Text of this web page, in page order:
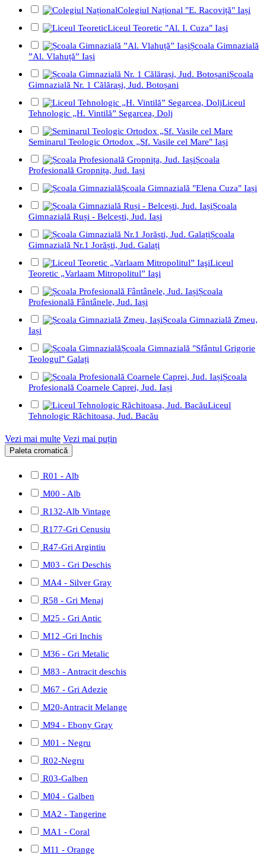
Colegiul Național "E. Racoviță" Iași
Liceul Teoretic "Al. I. Cuza" Iași
Școala Gimnazială
”Al. Vlahuță” Iași
Școala
Gimnazială Nr. 1 Călărași, Jud. Botoșani
Liceul
Tehnologic „H. Vintilă” Segarcea, Dolj
Seminarul Teologic Ortodox „Sf. Vasile cel Mare" Iași
Școala
Profesională Gropnița, Jud. Iași
Școala Gimnazială "Elena Cuza" Iași
Școala
Gimnazială Ruși - Belcești, Jud. Iași
Școala
Gimnazială Nr.1 Jorăști, Jud. Galați
Liceul
Teoretic „Varlaam Mitropolitul” Iaşi
Școala
Profesională Fântânele, Jud. Iași
Școala Gimnazială Zmeu,
Iași
Școala Gimnazială "Sfântul Grigorie
Teologul" Galați
Școala
Profesională Coarnele Caprei, Jud. Iași
Liceul
Tehnologic Răchitoasa, Jud. Bacău
Vezi mai multe Vezi mai puțin
Paleta cromatică
R01 - Alb
M00 - Alb
R132-Alb Vintage
R177-Gri Cenusiu
R47-Gri Argintiu
M03 - Gri Deschis
MA4 - Silver Gray
R58 - Gri Menaj
M25 - Gri Antic
M12 -Gri Inchis
M36 - Gri Metalic
M83 - Antracit deschis
M67 - Gri Adezie
M20-Antracit Melange
M94 - Ebony Gray
M01 - Negru
R02-Negru
R03-Galben
M04 - Galben
MA2 - Tangerine
MA1 - Coral
M11 - Orange